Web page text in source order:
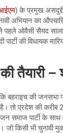
) के प्रमुख
अभियान का
पहले ओवैसी सैयद
पार्टी की विधायक
तैयारी
की जनसभा
है। तो प्रदेश की
समाज पार्टी के
किसी भी चुनावी